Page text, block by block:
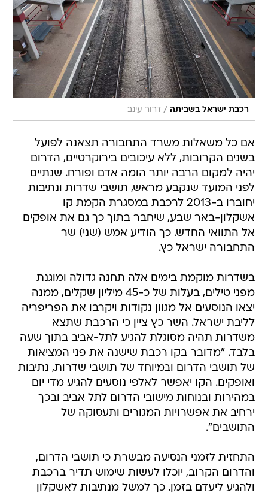
רכבת ישראל בשביתה / דרור עינב
אם כל משאלות משרד התחבורה תצאנה לפועל
בשנים הקרובות, ללא עיכובים בירוקרטיים, הדרום
יהיה למקום הרבה יותר הומה אדם ופורח. שנתיים
לפני המועד שנקבע מראש, תושבי שדרות ונתיבות
יחוברו ב-2013 לרכבת במסגרת הקמת קו
אשקלון-באר שבע, שיחבר בתוך כך גם את אופקים
אל התוואי החדש. כך הודיע אמש (שני) שר
התחבורה ישראל כץ.
בשדרות מוקמת בימים אלה תחנה גדולה ומוגנת
מפני טילים, בעלות של כ-45 מיליון שקלים, ממנה
יצאו הנוסעים אל מגוון נקודות ויקרבו את הפריפריה
לליבת ישראל. השר כץ ציין כי הרכבת שתצא
משדרות תהיה מסוגלת להגיע לתל-אביב בתוך שעה
בלבד. "מדובר בקו רכבת שישנה את פני המציאות
של תושבי הדרום ובמיוחד של תושבי שדרות, נתיבות
ואופקים. הקו יאפשר לאלפי נוסעים להגיע מדי יום
במהירות ובנוחות מישובי הדרום לתל אביב ובכך
ירחיב את אפשרויות המגורים ותעסוקה של
התושבים".
התחזית לזמני הנסיעה מבשרת כי תושבי הדרום,
והדרום הקרוב, יוכלו לעשות שימוש תדיר ברכבת
ולהגיע ליעדם בזמן. כך למשל מנתיבות לאשקלון